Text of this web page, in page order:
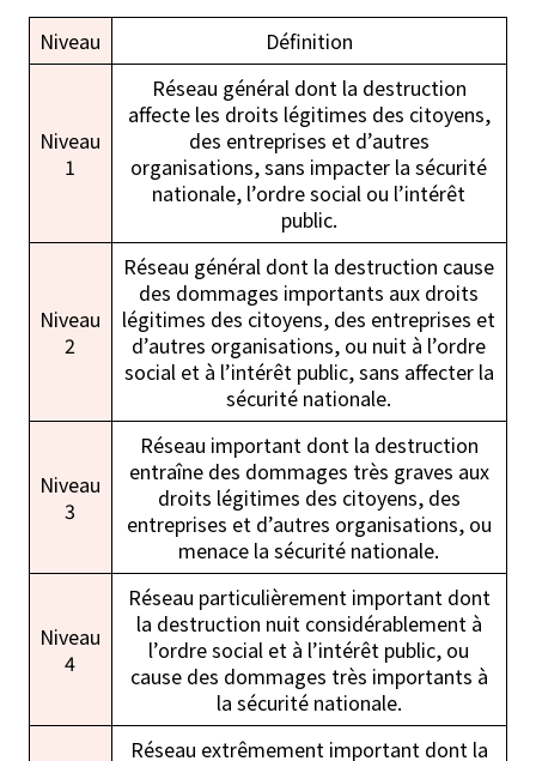
Niveau Définition
Niveau
1
Réseau général dont la destruction
affecte les droits légitimes des citoyens,
des entreprises et d’autres
organisations, sans impacter la sécurité
nationale, l’ordre social ou l’intérêt
public.
Niveau
2
Réseau général dont la destruction cause
des dommages importants aux droits
légitimes des citoyens, des entreprises et
d’autres organisations, ou nuit à l’ordre
social et à l’intérêt public, sans affecter la
sécurité nationale.
Niveau
3
Réseau important dont la destruction
entraîne des dommages très graves aux
droits légitimes des citoyens, des
entreprises et d’autres organisations, ou
menace la sécurité nationale.
Niveau
4
Réseau particulièrement important dont
la destruction nuit considérablement à
l’ordre social et à l’intérêt public, ou
cause des dommages très importants à
la sécurité nationale.
Réseau extrêmement important dont la